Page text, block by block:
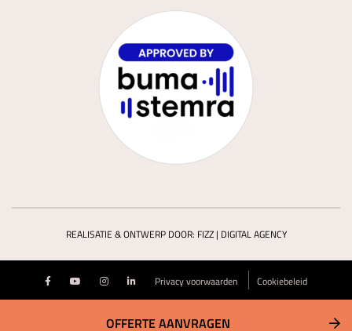
REALISATIE & ONTWERP DOOR: FIZZ | DIGITAL AGENCY
Privacy voorwaarden Cookiebeleid
OFFERTE AANVRAGEN